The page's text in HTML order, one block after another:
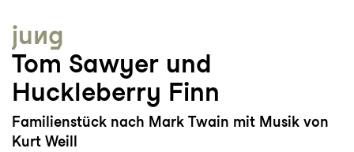
jung
Tom Sawyer und
Huckleberry Finn
Familienstück nach Mark Twain mit Musik von
Kurt Weill